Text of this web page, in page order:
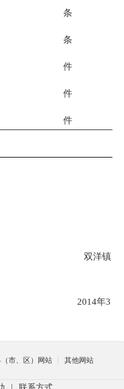
条
条
件
件
件
双洋镇
2014年3
市、区）网站 其他网站